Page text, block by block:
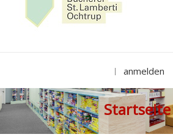
anmelden
Startseite